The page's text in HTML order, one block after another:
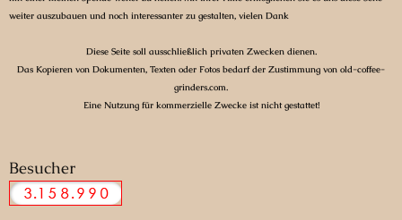
weiter auszubauen und noch interessanter zu gestalten, vielen Dank
Diese Seite soll ausschließlich privaten Zwecken dienen.
Das Kopieren von Dokumenten, Texten oder Fotos bedarf der Zustimmung von old-coffee-
grinders.com.
Eine Nutzung für kommerzielle Zwecke ist nicht gestattet!
Besucher